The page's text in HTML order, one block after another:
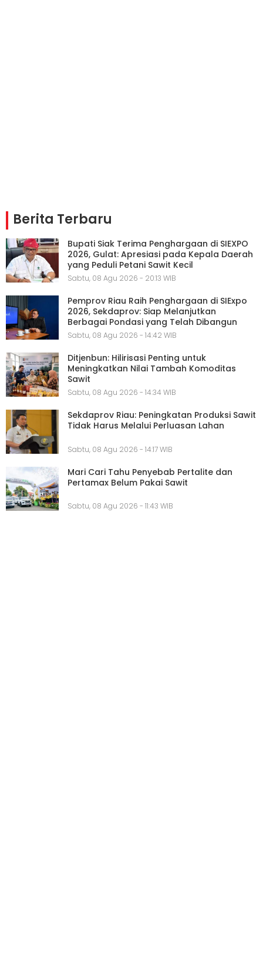
Berita Terbaru
Bupati Siak Terima Penghargaan di SIEXPO
2026, Gulat: Apresiasi pada Kepala Daerah
yang Peduli Petani Sawit Kecil
Sabtu, 08 Agu 2026 - 20:13 WIB
Pemprov Riau Raih Penghargaan di SIExpo
2026, Sekdaprov: Siap Melanjutkan
Berbagai Pondasi yang Telah Dibangun
Sabtu, 08 Agu 2026 - 14:42 WIB
Ditjenbun: Hilirisasi Penting untuk
Meningkatkan Nilai Tambah Komoditas
Sawit
Sabtu, 08 Agu 2026 - 14:34 WIB
Sekdaprov Riau: Peningkatan Produksi Sawit
Tidak Harus Melalui Perluasan Lahan
Sabtu, 08 Agu 2026 - 14:17 WIB
Mari Cari Tahu Penyebab Pertalite dan
Pertamax Belum Pakai Sawit
Sabtu, 08 Agu 2026 - 11:43 WIB